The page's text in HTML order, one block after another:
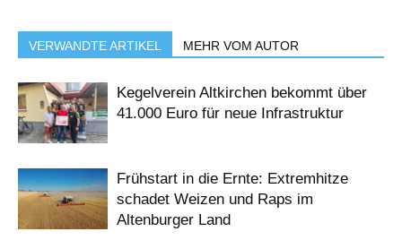
VERWANDTE ARTIKEL MEHR VOM AUTOR
Kegelverein Altkirchen bekommt über
41.000 Euro für neue Infrastruktur
Frühstart in die Ernte: Extremhitze
schadet Weizen und Raps im
Altenburger Land